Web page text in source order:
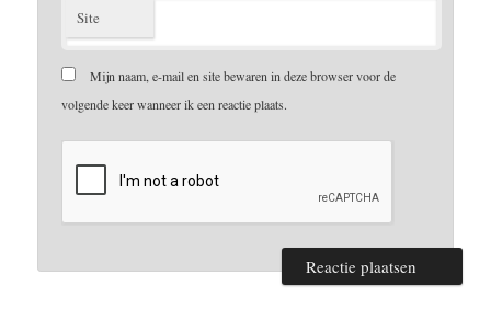
Site
Mijn naam, e-mail en site bewaren in deze browser voor de
volgende keer wanneer ik een reactie plaats.